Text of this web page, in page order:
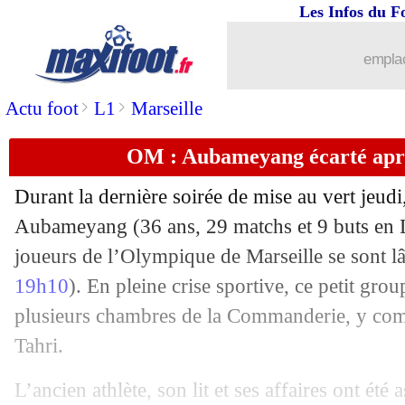
Actu foot> L1 > Marseille
Les Infos du
OM : Aubameyang écarté
Durant la dernière soirée de mise au vert
Aubameyang (36 ans, 29 matchs et 9 buts en
joueurs de l’Olympique de Marseille se sont
19h10). En pleine crise sportive, ce petit
plusieurs chambres de la Commanderie, y
Tahri.
L’ancien athlète, son lit et ses affaires ont été
Ang.: Chelsea stoppe l'hémorragie
09/05 Brest
09/05 PSG: comme une famille pour Luis
09/05 PSG : Guti est fan de Vitinha
09/05 Real: Casillas veut faire revenir Xabi
09/05 PSG : de nombreux absents pour Brest
09/05
09/05 Real: Arbeloa ironise sur la chasse